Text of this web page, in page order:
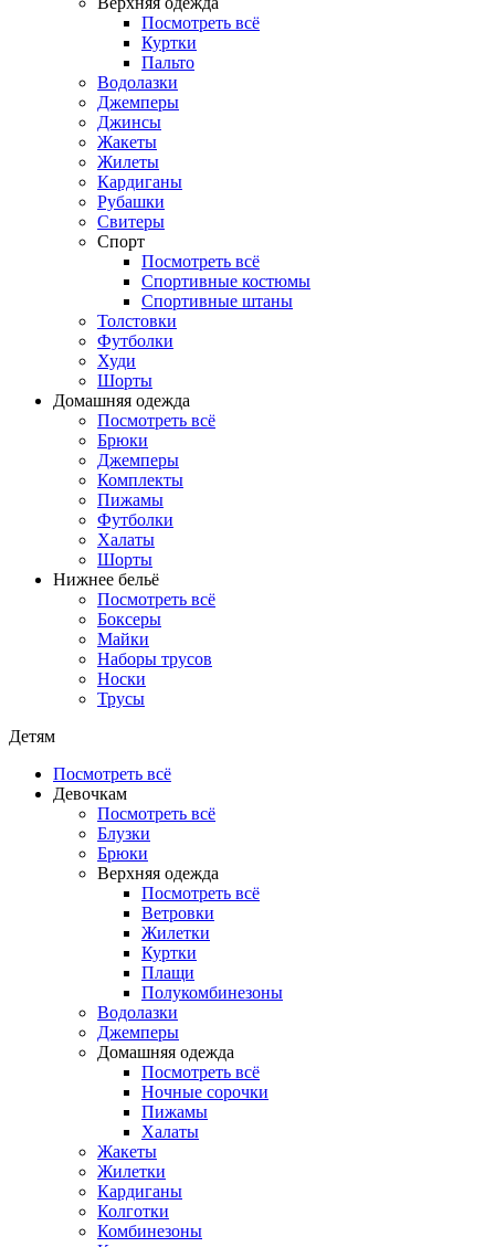
Посмотреть всё
Куртки
Пальто
Водолазки
Джемперы
Джинсы
Жакеты
Жилеты
Кардиганы
Рубашки
Свитеры
Спорт
Посмотреть всё
Спортивные костюмы
Спортивные штаны
Толстовки
Футболки
Худи
Шорты
Домашняя одежда
Посмотреть всё
Брюки
Джемперы
Комплекты
Пижамы
Футболки
Халаты
Шорты
Нижнее бельё
Посмотреть всё
Боксеры
Майки
Наборы трусов
Носки
Трусы
Детям
Посмотреть всё
Девочкам
Посмотреть всё
Блузки
Брюки
Верхняя одежда
Посмотреть всё
Ветровки
Жилетки
Куртки
Плащи
Полукомбинезоны
Водолазки
Джемперы
Домашняя одежда
Посмотреть всё
Ночные сорочки
Пижамы
Халаты
Жакеты
Жилетки
Кардиганы
Колготки
Комбинезоны